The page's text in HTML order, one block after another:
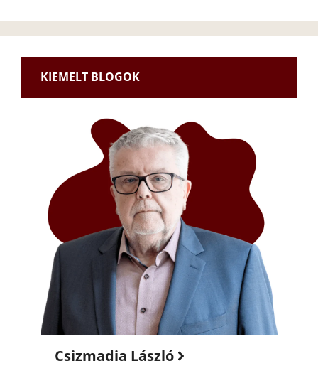
KIEMELT BLOGOK
Csizmadia László